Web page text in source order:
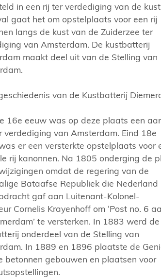
in een rij ter verdediging van de
gaat het om opstelplaats voor een rij
langs de kust van de Zuiderzee ter
van Amsterdam. De kustbatterij
maakt deel uit van de Stelling van
van de Kustbatterij
16e eeuw was op deze plaats een
verdediging van Amsterdam. Eind 18e
er een versterkte opstelplaats voor
rij kanonnen. Na 1805 onderging de
omdat de regering van de
Bataafse Republiek die Nederland
gaf aan Luitenant-Kolonel-
Cornelis Krayenhoff om ‘Post no. 6
te versterken. In 1883 werd de
onderdeel van de Stelling van
In 1889 en 1896 plaatste de
betonnen gebouwen en plaatsen voor